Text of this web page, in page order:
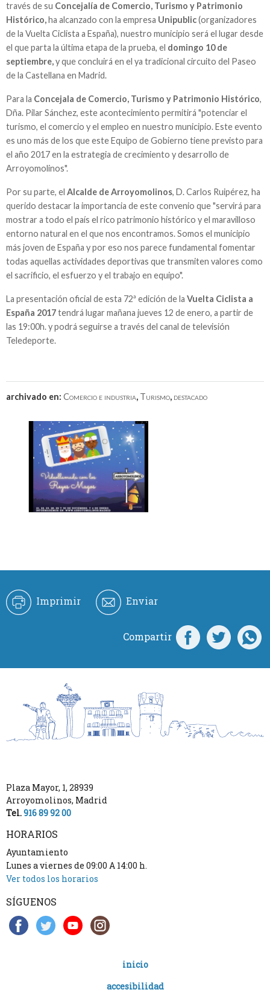
través de su Concejalía de Comercio, Turismo y Patrimonio
Histórico,ha alcanzado con la empresa Unipublic(organizadores
de la Vuelta Ciclista a España), nuestro municipio será el lugar desde
el que parta la última etapa de la prueba, el domingo 10 de
septiembre,y que concluirá en el ya tradicional circuito del Paseo
de la Castellana en Madrid.
Para la Concejala de Comercio, Turismo y Patrimonio Histórico,
Dña. Pilar Sánchez, este acontecimiento permitirá "potenciar el
turismo, el comercio y el empleo en nuestro municipio. Este evento
es uno más de los que este Equipo de Gobierno tiene previsto para
el año 2017 en la estrategia de crecimiento y desarrollo de
Arroyomolinos".
Por su parte, el Alcalde de Arroyomolinos, D. Carlos Ruipérez, ha
querido destacar la importancia de este convenio que "servirá para
mostrar a todo el país el rico patrimonio histórico y el maravilloso
entorno natural en el que nos encontramos. Somos el municipio
más joven de España y por eso nos parece fundamental fomentar
todas aquellas actividades deportivas que transmiten valores como
el sacrificio, el esfuerzo y el trabajo en equipo".
La presentación oficial de esta 72ª edición de la Vuelta Ciclista a
España 2017tendrá lugar mañana jueves 12 de enero, a partir de
las 19:00h. y podrá seguirse a través del canal de televisión
Teledeporte.
archivado en: Comercio e industria, Turismo, destacado
Imprimir Enviar
Compartir
Plaza Mayor, 1, 28939
Arroyomolinos, Madrid
Tel.916 89 92 00
HORARIOS
Ayuntamiento
Lunes a viernes de 09:00 A 14:00 h.
Ver todos los horarios
SÍGUENOS
inicio
accesibilidad